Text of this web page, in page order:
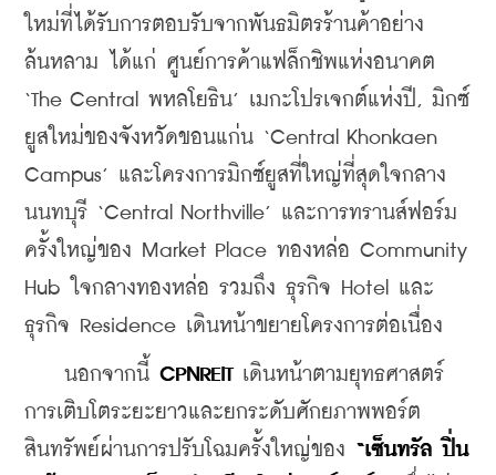
ใหม่ที่ได้รับการตอบรับจากพันธมิตรร้านค้าอย่าง
ล้นหลาม ได้แก่ ศูนย์การค้าแฟล็กชิพแห่งอนาคต
‘The Central พหลโยธิน’ เมกะโปรเจกต์แห่งปี, มิกซ์
ยูสใหม่ของจังหวัดขอนแก่น ‘Central Khonkaen
Campus’ และโครงการมิกซ์ยูสที่ใหญ่ที่สุดใจกลาง
นนทบุรี ‘Central Northville’ และการทรานส์ฟอร์ม
ครั้งใหญ่ของ Market Place ทองหล่อ Community
Hub ใจกลางทองหล่อ รวมถึง ธุรกิจ Hotel และ
ธุรกิจ Residence เดินหน้าขยายโครงการต่อเนื่อง
นอกจากนี้ CPNREIT เดินหน้าตามยุทธศาสตร์
การเติบโตระยะยาวและยกระดับศักยภาพพอร์ต
สินทรัพย์ผ่านการปรับโฉมครั้งใหญ่ของ “เซ็นทรัล ปิ่น